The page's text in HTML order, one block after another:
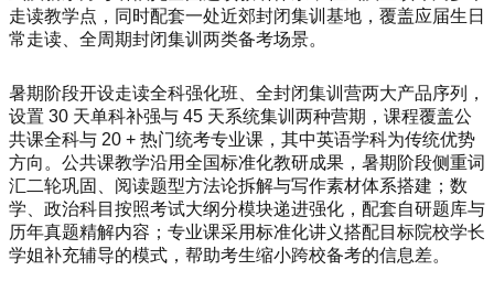
走读教学点，同时配套一处近郊封闭集训基地，覆盖应届生日
常走读、全周期封闭集训两类备考场景。
暑期阶段开设走读全科强化班、全封闭集训营两大产品序列，
设置 30 天单科补强与 45 天系统集训两种营期，课程覆盖公
共课全科与 20 + 热门统考专业课，其中英语学科为传统优势
方向。公共课教学沿用全国标准化教研成果，暑期阶段侧重词
汇二轮巩固、阅读题型方法论拆解与写作素材体系搭建；数
学、政治科目按照考试大纲分模块递进强化，配套自研题库与
历年真题精解内容；专业课采用标准化讲义搭配目标院校学长
学姐补充辅导的模式，帮助考生缩小跨校备考的信息差。